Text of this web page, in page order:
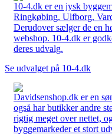
10-4.dk er en jysk
Ringkøbing, Ulfborg,
Derudover sælger de en
webshop. 10-4.dk er
deres udvalg.
Se udvalget på 10-4.dk
Davidsenshop.dk er en
også har butikker andre
rigtig meget over nettet,
byggemarkeder et stort